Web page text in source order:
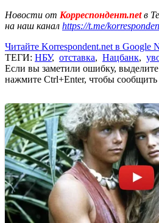
Новости от Корреспондент.netв
на наш канал https://t.me/
Читайте Korrespondent.net в Google
ТЕГИ: НБУ, отставка, Нацбанк,
Если вы заметили ошибку,
нажмите Ctrl+Enter, чтобы сообщить